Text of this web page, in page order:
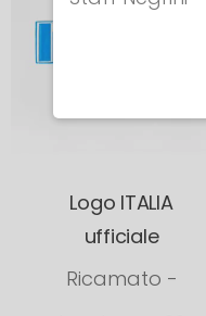
Logo ITALIA
ufficiale
Ricamato -